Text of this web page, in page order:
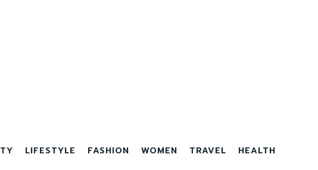
LIFESTYLE FASHION WOMEN TRAVEL HEALTH